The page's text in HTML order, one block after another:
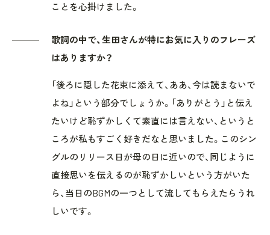
ことを心掛けました。
歌詞の中で、生田さんが特にお気に入りのフレーズ
はありますか？
「後ろに隠した花束に添えて、ああ、今は読まないで
よね」という部分でしょうか。「ありがとう」と伝え
たいけど恥ずかしくて素直には言えない、というと
ころが私もすごく好きだなと思いました。このシン
グルのリリース日が母の日に近いので、同じように
直接思いを伝えるのが恥ずかしいという方がいた
ら、当日のBGMの一つとして流してもらえたらうれ
しいです。